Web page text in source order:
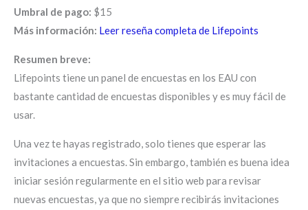
Umbral de pago: $15
Más información: Leer reseña completa de Lifepoints
Resumen breve:
Lifepoints tiene un panel de encuestas en los EAU con
bastante cantidad de encuestas disponibles y es muy fácil de
usar.
Una vez te hayas registrado, solo tienes que esperar las
invitaciones a encuestas. Sin embargo, también es buena idea
iniciar sesión regularmente en el sitio web para revisar
nuevas encuestas, ya que no siempre recibirás invitaciones